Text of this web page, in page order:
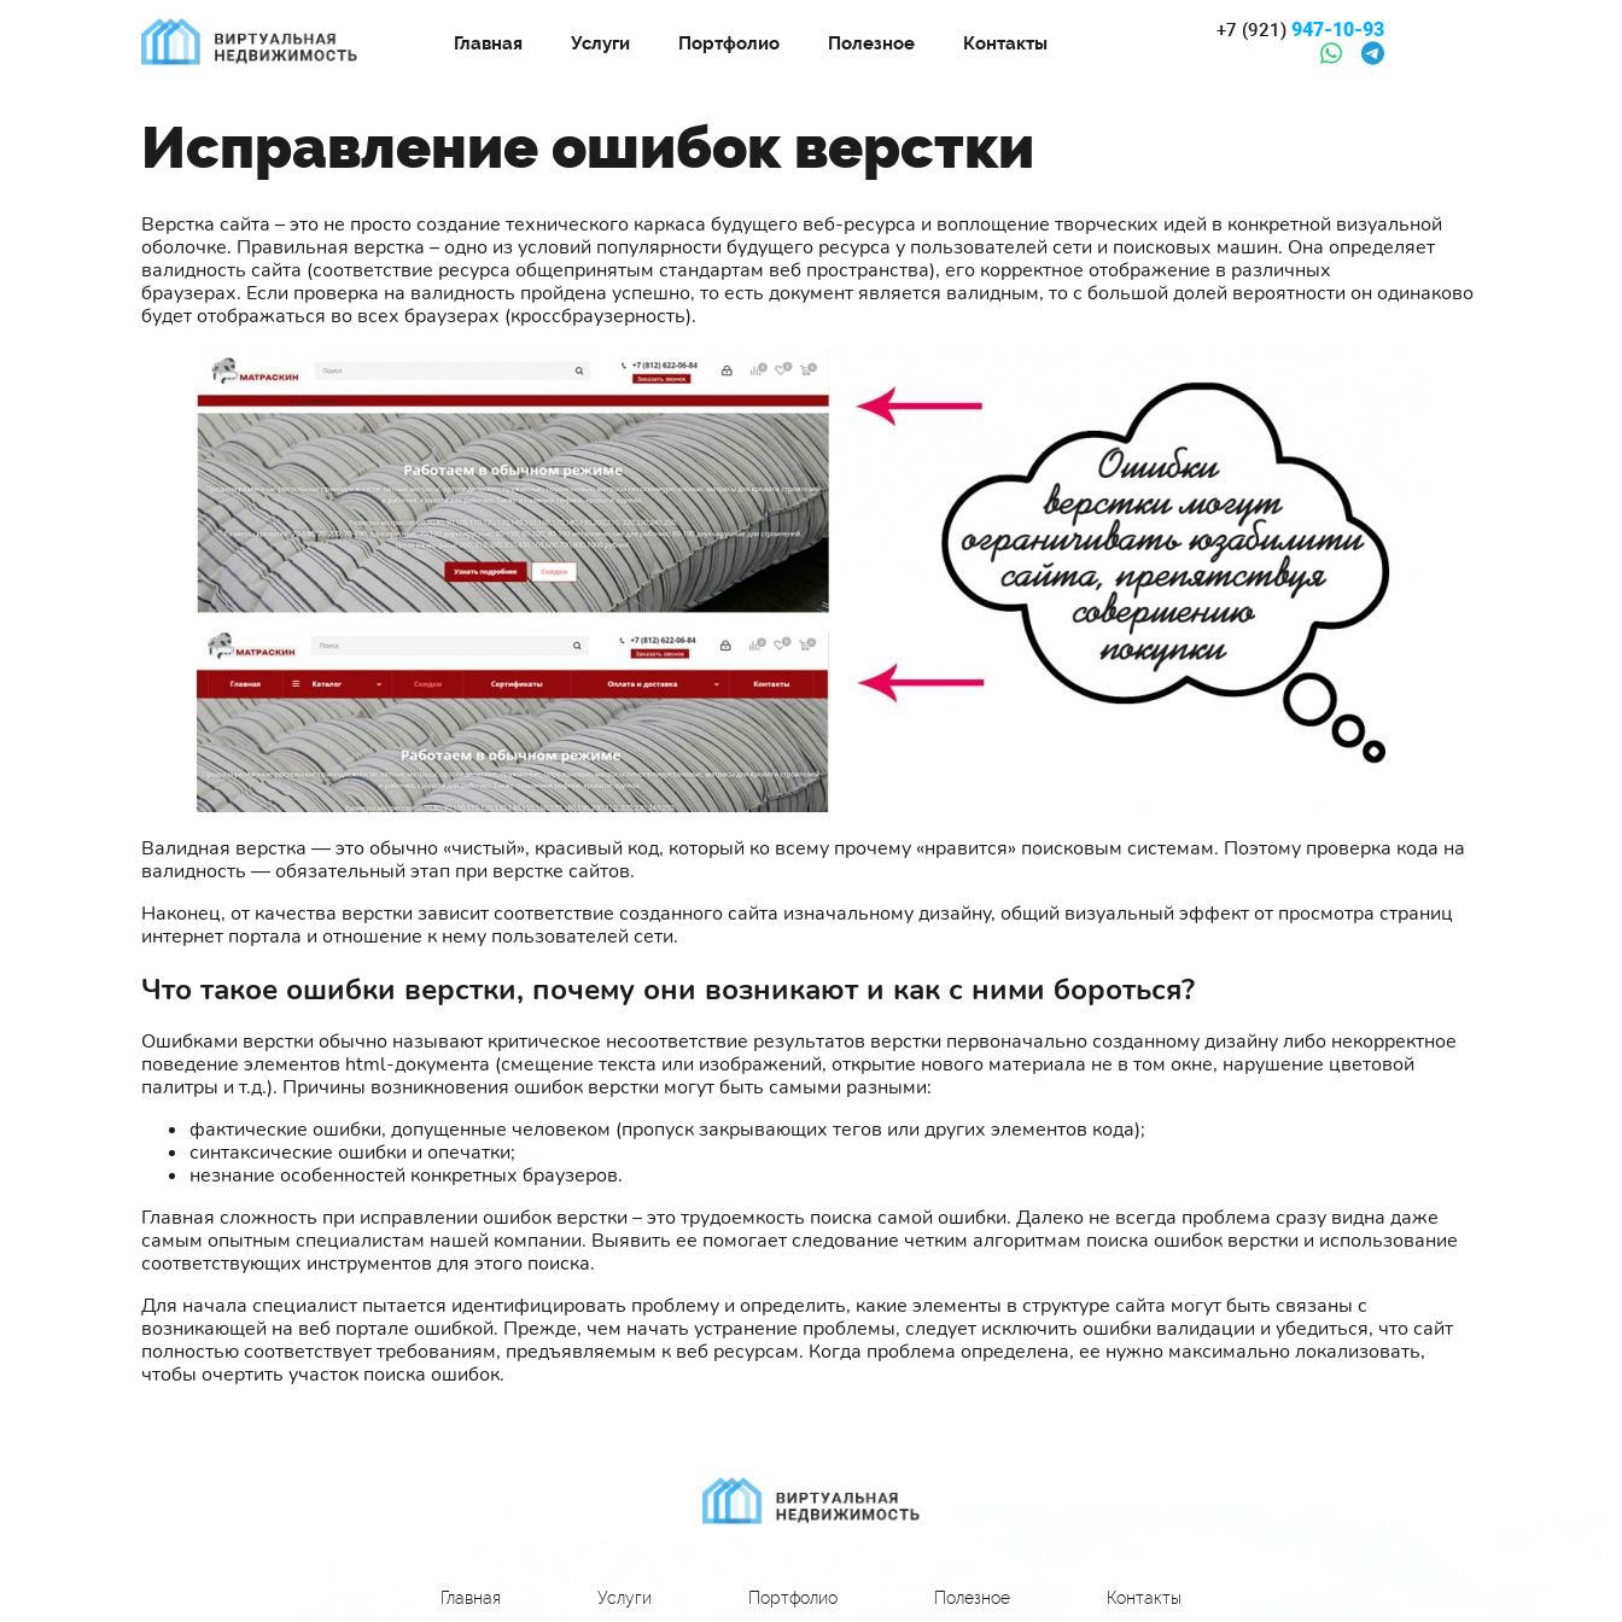
Главная Услуги Портфолио Полезное Контакты
+7 (921) 947-10-93
Исправление ошибок верстки
Верстка сайта – это не просто создание технического каркаса будущего веб-ресурса и воплощение творческих идей в конкретной визуальной
оболочке. Правильная верстка – одно из условий популярности будущего ресурса у пользователей сети и поисковых машин. Она определяет
валидность сайта (соответствие ресурса общепринятым стандартам веб пространства), его корректное отображение в различных
браузерах. Если проверка на валидность пройдена успешно, то есть документ является валидным, то с большой долей вероятности он одинаково
будет отображаться во всех браузерах (кроссбраузерность).
Валидная верстка — это обычно «чистый», красивый код, который ко всему прочему «нравится» поисковым системам. Поэтому проверка кода на
валидность — обязательный этап при верстке сайтов.
Наконец, от качества верстки зависит соответствие созданного сайта изначальному дизайну, общий визуальный эффект от просмотра страниц
интернет портала и отношение к нему пользователей сети.
Что такое ошибки верстки, почему они возникают и как с ними бороться?
Ошибками верстки обычно называют критическое несоответствие результатов верстки первоначально созданному дизайну либо некорректное
поведение элементов html-документа (смещение текста или изображений, открытие нового материала не в том окне, нарушение цветовой
палитры и т.д.). Причины возникновения ошибок верстки могут быть самыми разными:
фактические ошибки, допущенные человеком (пропуск закрывающих тегов или других элементов кода);
синтаксические ошибки и опечатки;
незнание особенностей конкретных браузеров.
Главная сложность при исправлении ошибок верстки – это трудоемкость поиска самой ошибки. Далеко не всегда проблема сразу видна даже
самым опытным специалистам нашей компании. Выявить ее помогает следование четким алгоритмам поиска ошибок верстки и использование
соответствующих инструментов для этого поиска.
Для начала специалист пытается идентифицировать проблему и определить, какие элементы в структуре сайта могут быть связаны с
возникающей на веб портале ошибкой. Прежде, чем начать устранение проблемы, следует исключить ошибки валидации и убедиться, что сайт
полностью соответствует требованиям, предъявляемым к веб ресурсам. Когда проблема определена, ее нужно максимально локализовать,
чтобы очертить участок поиска ошибок.
Главная Услуги Портфолио Полезное Контакты